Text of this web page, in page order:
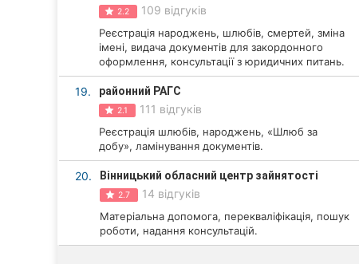
2.2 109 відгуків
Реєстрація народжень, шлюбів, смертей, зміна
імені, видача документів для закордонного
оформлення, консультації з юридичних питань.
19. районний РАГС
2.1 111 відгуків
Реєстрація шлюбів, народжень, «Шлюб за
добу», ламінування документів.
20. Вінницький обласний центр зайнятості
2.7 14 відгуків
Матеріальна допомога, перекваліфікація, пошук
роботи, надання консультацій.